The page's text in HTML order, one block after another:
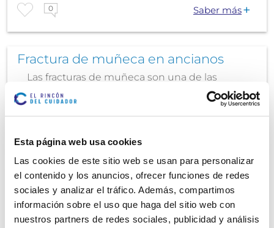
Esta página web usa cookies
Las cookies de este sitio web se usan para personalizar
el contenido y los anuncios, ofrecer funciones de redes
sociales y analizar el tráfico. Además, compartimos
información sobre el uso que haga del sitio web con
nuestros partners de redes sociales, publicidad y análisis
0 Saber más
Fractura de muñeca en ancianos
Las fracturas de muñeca son una de las
lesiones más comunes en personas mayores,
especialmente en...
¿Qué es la osteopenia?
La salud ósea suele pasar desapercibida hasta
que se produce una fractura o un diagnóstico...